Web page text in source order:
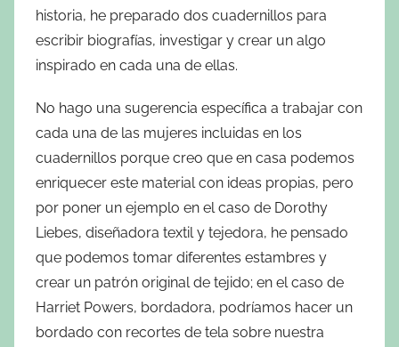
historia, he preparado dos cuadernillos para
escribir biografías, investigar y crear un algo
inspirado en cada una de ellas.
No hago una sugerencia específica a trabajar con
cada una de las mujeres incluidas en los
cuadernillos porque creo que en casa podemos
enriquecer este material con ideas propias, pero
por poner un ejemplo en el caso de Dorothy
Liebes, diseñadora textil y tejedora, he pensado
que podemos tomar diferentes estambres y
crear un patrón original de tejido; en el caso de
Harriet Powers, bordadora, podríamos hacer un
bordado con recortes de tela sobre nuestra